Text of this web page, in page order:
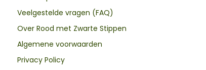
Veelgestelde vragen (FAQ)
Over Rood met Zwarte Stippen
Algemene voorwaarden
Privacy Policy